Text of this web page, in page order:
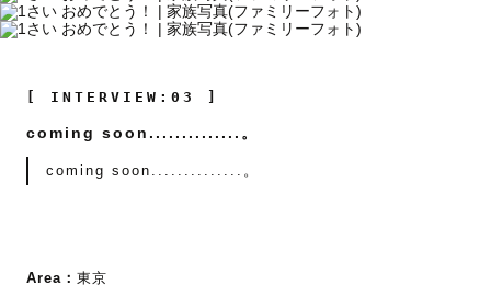
[ INTERVIEW:03 ]
coming soon..............。
coming soon..............。
Area： 東京